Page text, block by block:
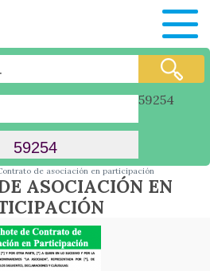
59254
de asociación en participación
ASOCIACIÓN EN